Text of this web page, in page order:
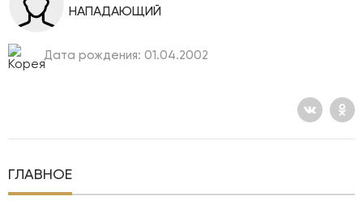
НАПАДАЮЩИЙ
Дата рождения: 01.04.2002
ГЛАВНОЕ